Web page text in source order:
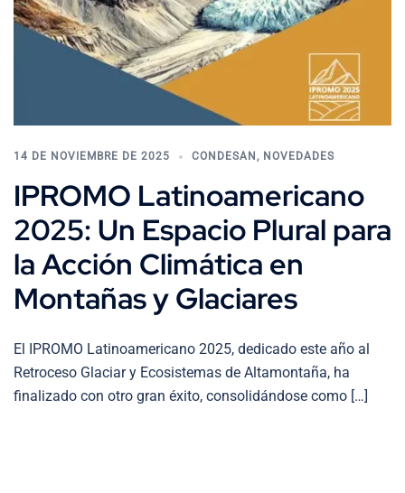
14 DE NOVIEMBRE DE 2025 CONDESAN, NOVEDADES
IPROMO Latinoamericano
2025: Un Espacio Plural para
la Acción Climática en
Montañas y Glaciares
El IPROMO Latinoamericano 2025, dedicado este año al
Retroceso Glaciar y Ecosistemas de Altamontaña, ha
finalizado con otro gran éxito, consolidándose como […]